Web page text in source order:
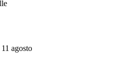
agosto